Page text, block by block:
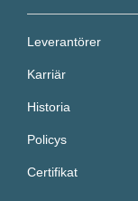
Leverantörer
Karriär
Historia
Policys
Certifikat